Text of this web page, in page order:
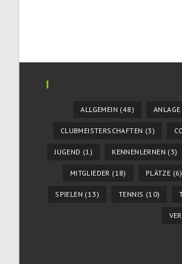
ALLGEMEIN (48) ANLAGE
CLUBMEISTERSCHAFTEN (3)
JUGEND (1) KENNENLERNEN (3)
MITGLIEDER (18) PLÄTZE (6)
SPIELEN (13) TENNIS (10)